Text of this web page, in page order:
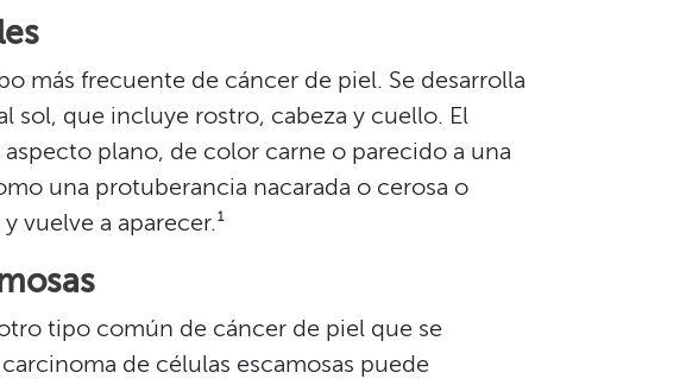
más frecuente de cáncer de piel. Se desarrolla
sol, que incluye rostro, cabeza y cuello. El
plano, de color carne o parecido a una
una protuberancia nacarada o cerosa o
vuelve a aparecer.¹​​
tipo común de cáncer de piel que se
de células escamosas puede